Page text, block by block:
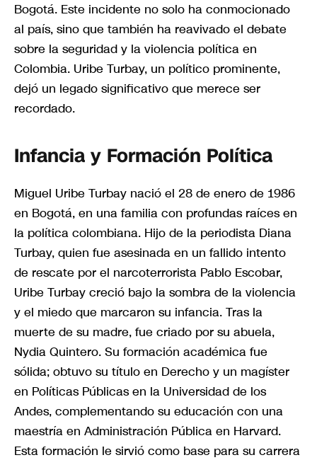
Bogotá. Este incidente no solo ha conmocionado
al país, sino que también ha reavivado el debate
sobre la seguridad y la violencia política en
Colombia. Uribe Turbay, un político prominente,
dejó un legado significativo que merece ser
recordado.
Infancia y Formación Política
Miguel Uribe Turbay nació el 28 de enero de 1986
en Bogotá, en una familia con profundas raíces en
la política colombiana. Hijo de la periodista Diana
Turbay, quien fue asesinada en un fallido intento
de rescate por el narcoterrorista Pablo Escobar,
Uribe Turbay creció bajo la sombra de la violencia
y el miedo que marcaron su infancia. Tras la
muerte de su madre, fue criado por su abuela,
Nydia Quintero. Su formación académica fue
sólida; obtuvo su título en Derecho y un magíster
en Políticas Públicas en la Universidad de los
Andes, complementando su educación con una
maestría en Administración Pública en Harvard.
Esta formación le sirvió como base para su carrera